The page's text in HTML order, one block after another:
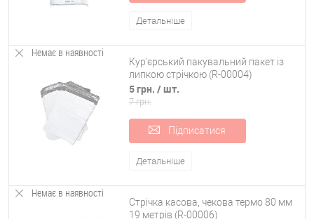
Детальніше
Немає в наявності
Кур'єрський пакувальний пакет із
липкою стрічкою (R-00004)
5 грн. / шт.
7 грн.
Підписатися
Детальніше
Немає в наявності
Стрічка касова, чекова термо 80 мм
19 метрів (R-00006)